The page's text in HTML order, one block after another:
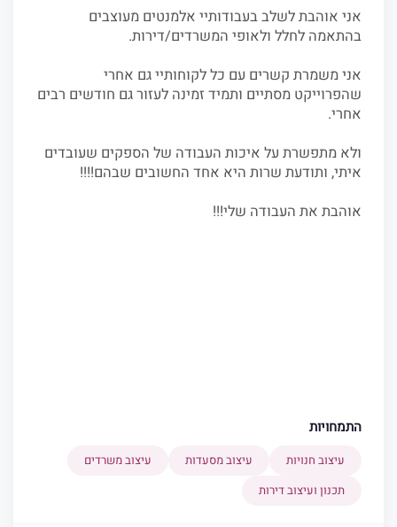
אני אוהבת לשלב בעבודותיי אלמנטים מעוצבים
בהתאמה לחלל ולאופי המשרדים/דירות.
אני משמרת קשרים עם כל לקוחותיי גם אחרי
שהפרוייקט מסתיים ותמיד זמינה לעזור גם חודשים רבים
אחרי.
ולא מתפשרת על איכות העבודה של הספקים שעובדים
איתי, ותודעת שרות היא אחד החשובים שבהם!!!!
אוהבת את העבודה שלי!!!
התמחויות
עיצוב חנויות עיצוב מסעדות
עיצוב משרדים
תכנון ועיצוב דירות